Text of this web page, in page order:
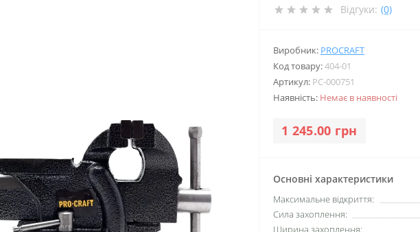
Відгуки: (0)
Виробник: PROCRAFT
Код товару:404-01
Артикул: PC-000751
Наявність: Немає в наявності
1 245.00 грн
Основні характеристики
Максимальне відкриття:
Сила захоплення:
Ширина захоплення: